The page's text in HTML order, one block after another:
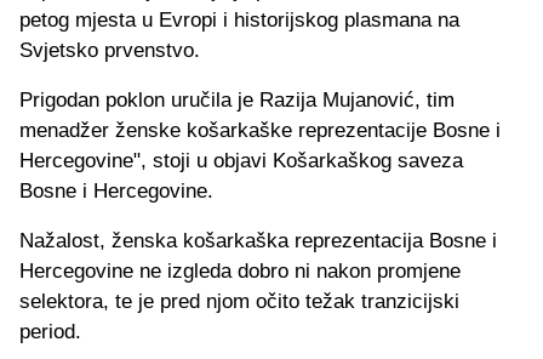
petog mjesta u Evropi i historijskog plasmana na
Svjetsko prvenstvo.
Prigodan poklon uručila je Razija Mujanović, tim
menadžer ženske košarkaške reprezentacije Bosne i
Hercegovine", stoji u objavi Košarkaškog saveza
Bosne i Hercegovine.
Nažalost, ženska košarkaška reprezentacija Bosne i
Hercegovine ne izgleda dobro ni nakon promjene
selektora, te je pred njom očito težak tranzicijski
period.